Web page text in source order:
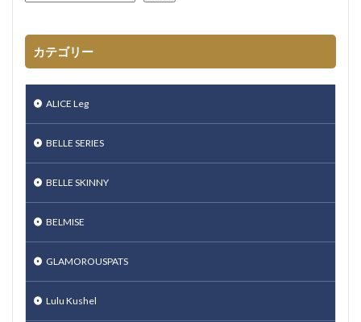
カテゴリー
ALICE Leg
BELLE SERIES
BELLE SKINNY
BELMISE
GLAMOROUSPATS
Lulu Kushel